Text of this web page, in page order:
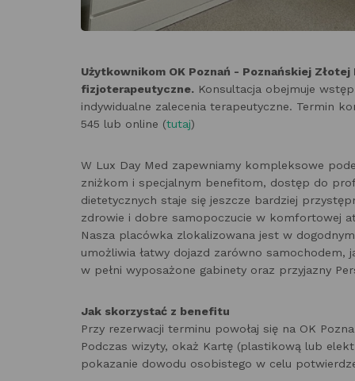
Użytkownikom OK Poznań - Poznańskiej
fizjoterapeutyczne. Konsultacja obejmuje
indywidualne zalecenia terapeutyczne. Termin
545 lub online (tutaj)
W Lux Day Med zapewniamy kompleksowe
zniżkom i specjalnym benefitom, dostęp do
dietetycznych staje się jeszcze bardziej
zdrowie i dobre samopoczucie w komfortowej
Nasza placówka zlokalizowana jest w
umożliwia łatwy dojazd zarówno samochodem,
w pełni wyposażone gabinety oraz przyjazny
Jak skorzystać z benefitu
Przy rezerwacji terminu powołaj się na OK
Podczas wizyty, okaż Kartę (plastikową lub
pokazanie dowodu osobistego w celu